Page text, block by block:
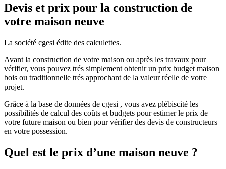
Devis et prix pour la construction de
votre maison neuve
La société cgesi édite des calculettes.
Avant la construction de votre maison ou après les travaux pour
vérifier, vous pouvez trés simplement obtenir un prix budget maison
bois ou traditionnelle trés approchant de la valeur réelle de votre
projet.
Grâce à la base de données de cgesi , vous avez plébiscité les
possibilités de calcul des coûts et budgets pour estimer le prix de
votre future maison ou bien pour vérifier des devis de constructeurs
en votre possession.
Quel est le prix d’une maison neuve ?